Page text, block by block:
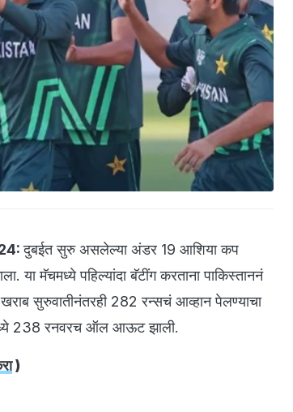
दुबईत सुरु असलेल्या अंडर 19 आशिया कप
या मॅचमध्ये पहिल्यांदा बॅटींग करताना पाकिस्ताननं
सुरुवातीनंतरही 282 रन्सचं आव्हान पेलण्याचा
238 रनवरच ऑल आऊट झाली.
)